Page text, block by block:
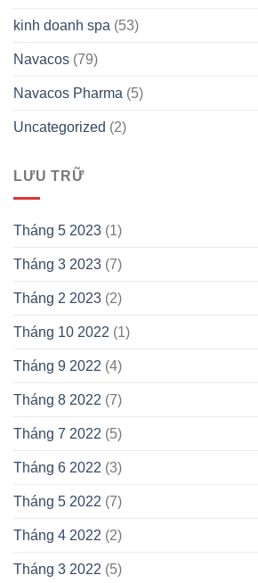
kinh doanh spa (53)
Navacos (79)
Navacos Pharma (5)
Uncategorized (2)
LƯU TRỮ
Tháng 5 2023 (1)
Tháng 3 2023 (7)
Tháng 2 2023 (2)
Tháng 10 2022 (1)
Tháng 9 2022 (4)
Tháng 8 2022 (7)
Tháng 7 2022 (5)
Tháng 6 2022 (3)
Tháng 5 2022 (7)
Tháng 4 2022 (2)
Tháng 3 2022 (5)